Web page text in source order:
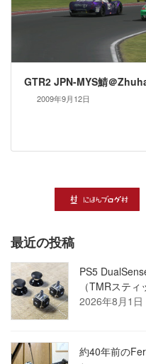
GTR2 JPN-MYS鯖＠
2009年9月12日
最近の投稿
PS5
（TMRスティ
2026年8月1日
約40年前の